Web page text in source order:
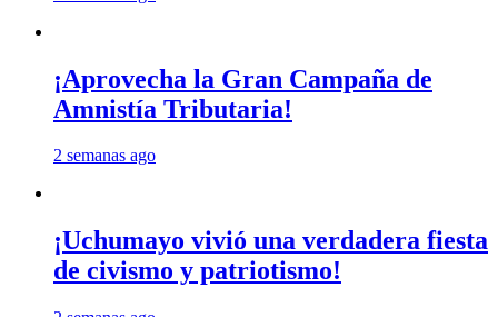
¡Aprovecha la Gran Campaña de
Amnistía Tributaria!
2 semanas ago
¡Uchumayo vivió una verdadera fiesta
de civismo y patriotismo!